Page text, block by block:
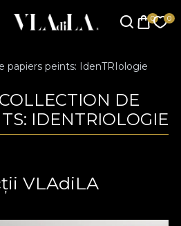
papiers peints: IdenTRIologie
DE
IDENTRIOLOGIE
VLAdiLA